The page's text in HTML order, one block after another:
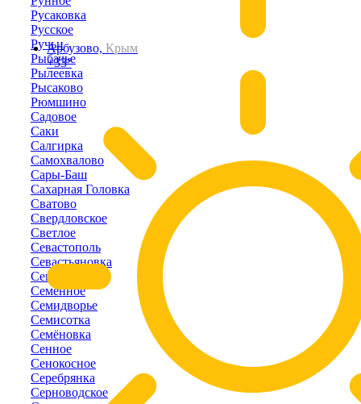
Арбузово, Крым
+33°
Русаковка
Русское
Ручьи
Рыбачье
Рылеевка
Рысаково
Рюмшино
Садовое
Саки
Салгирка
Самохвалово
Сары-Баш
Сахарная Головка
Сватово
Свердловское
Светлое
Севастополь
Севастьяновка
Северное
Семенное
Семидворье
Семисотка
Семёновка
Сенное
Сенокосное
Серебрянка
Серноводское